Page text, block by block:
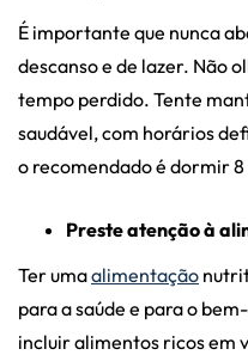
É importante que nunca
descanso e de lazer. Não
tempo perdido. Tente
saudável, com horários
o recomendado é dormir 8
Preste atenção à
Ter umaalimentação
para a saúde e para o
incluir alimentos ricos em